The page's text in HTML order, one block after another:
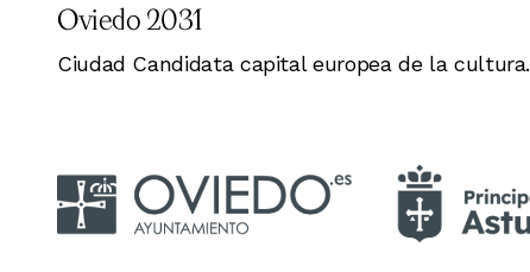
Oviedo 2031
Ciudad Candidata capital europea de la cultura.